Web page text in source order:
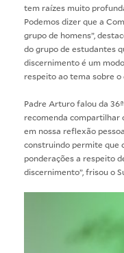
tem raízes muito
Podemos dizer que a
grupo de homens”,
do grupo de estudantes
discernimento é um
respeito ao tema sobre o
Padre Arturo falou da
recomenda compartilhar
em nossa reflexão
construindo permite que
ponderações a respeito
discernimento”, frisou o